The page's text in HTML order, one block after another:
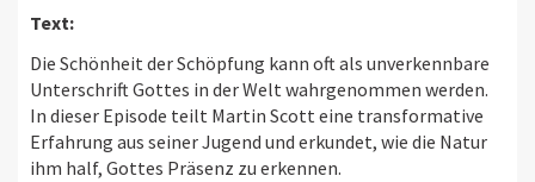
Text:
Die Schönheit der Schöpfung kann oft als unverkennbare
Unterschrift Gottes in der Welt wahrgenommen werden.
In dieser Episode teilt Martin Scott eine transformative
Erfahrung aus seiner Jugend und erkundet, wie die Natur
ihm half, Gottes Präsenz zu erkennen.